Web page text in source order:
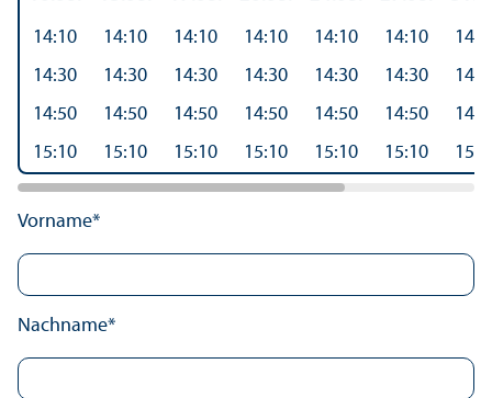
14:10
14:30
14:50
15:10
14:10
14:30
14:50
15:10
14:10
14:30
14:50
15:10
14:10
14:30
14:50
15:10
14:10
14:30
14:50
15:10
14:10
14:30
14:50
15:10
Vorname*
Nachname*